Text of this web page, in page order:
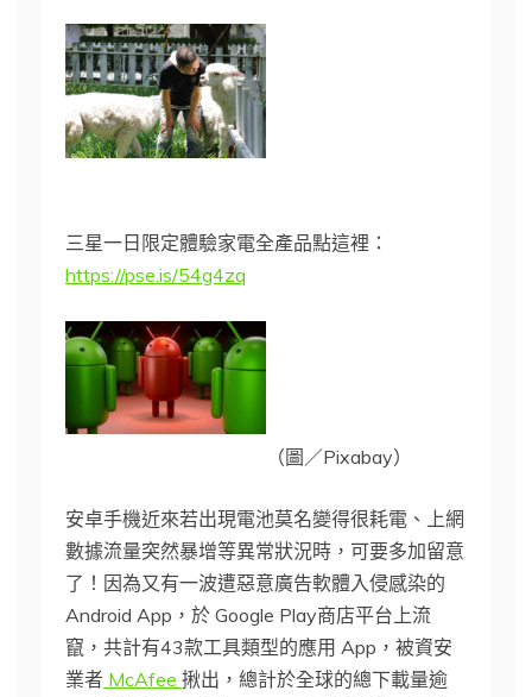
三星一日限定體驗家電全產品點這裡：
https://pse.is/54g4zq
（圖／Pixabay）
安卓手機近來若出現電池莫名變得很耗電、上網
數據流量突然暴增等異常狀況時，可要多加留意
了！因為又有一波遭惡意廣告軟體入侵感染的
Android App，於 Google Play商店平台上流
竄，共計有43款工具類型的應用 App，被資安
業者 McAfee 揪出，總計於全球的總下載量逾